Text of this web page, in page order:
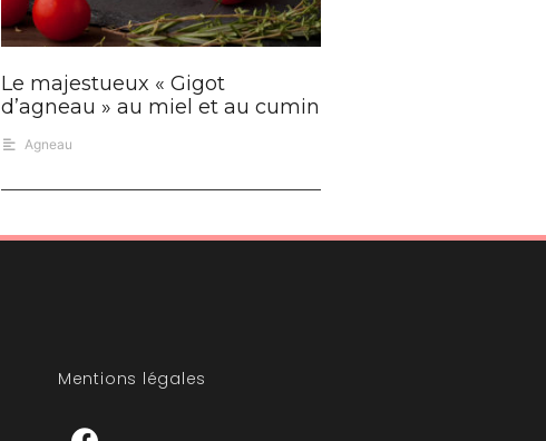
Le majestueux « Gigot
d’agneau » au miel et au cumin
Agneau
Mentions légales